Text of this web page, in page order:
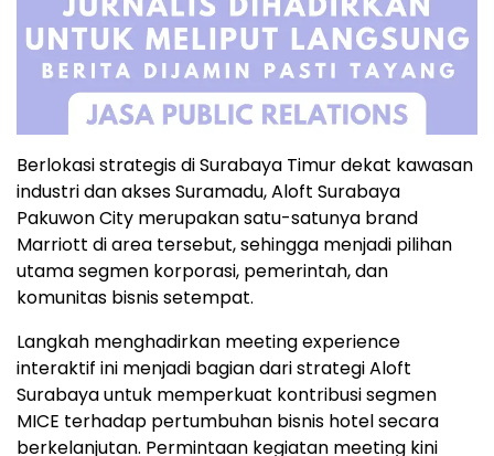
Berlokasi strategis di Surabaya Timur dekat kawasan
industri dan akses Suramadu, Aloft Surabaya
Pakuwon City merupakan satu-satunya brand
Marriott di area tersebut, sehingga menjadi pilihan
utama segmen korporasi, pemerintah, dan
komunitas bisnis setempat.
Langkah menghadirkan meeting experience
interaktif ini menjadi bagian dari strategi Aloft
Surabaya untuk memperkuat kontribusi segmen
MICE terhadap pertumbuhan bisnis hotel secara
berkelanjutan. Permintaan kegiatan meeting kini